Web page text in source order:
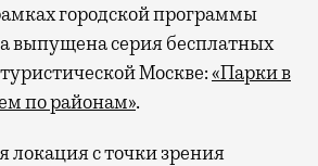
городской программы
выпущена серия бесплатных
Москве:«Парки в
по районам».
локация с точки зрения